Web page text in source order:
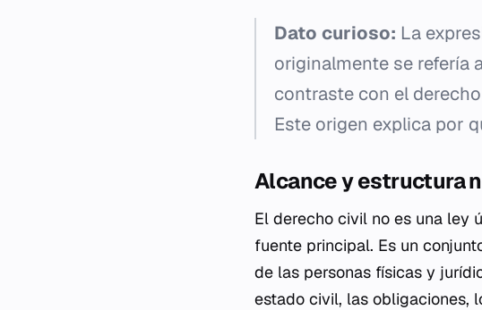
Dato curioso: La
originalmente se refería
contraste con el
Este origen explica por
Alcance y estructura
El derecho civil no es una ley
fuente principal. Es un
de las personas físicas y
estado civil, las obligaciones,